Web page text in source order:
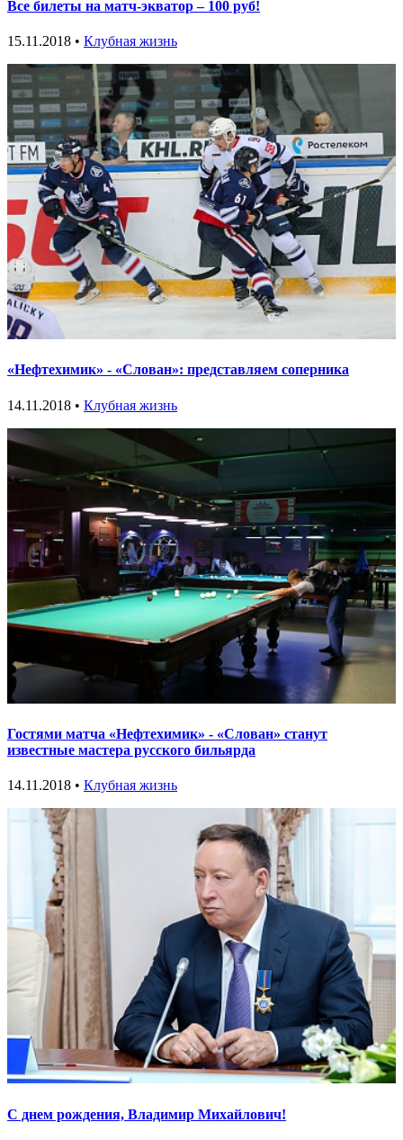
Все билеты на матч-экватор – 100 руб!
15.11.2018 • Клубная жизнь
«Нефтехимик» - «Слован»: представляем соперника
14.11.2018 • Клубная жизнь
Гостями матча «Нефтехимик» - «Слован» станут
известные мастера русского бильярда
14.11.2018 • Клубная жизнь
С днем рождения, Владимир Михайлович!